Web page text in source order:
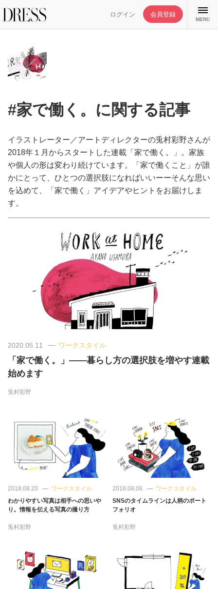
ログイン 会員登録
MENU
ライフスタイル
ファッション
美容/健康
ワークスタイル
妊娠/出産/家族
ココロ/カラダ
占い
性と愛
ゲーム
#家で働く。に関する記事
イラストレーター／アートディレクターの兎村彩野さんが
2018年１月からスタートした連載「家で働く。」。家族
や個人の形は変わり続けています。「家で働くこと」が誰
かにとって、ひとつの選択肢になればいいーーそんな思い
を込めて、「家で働く」アイデアやヒントをお届けしま
す。
2020.05.11 ワークスタイル
「家で働く。」――暮らし方の選択肢を増やす連載
始めます
兎村彩野
2018.08.20
ワークスタイル
わかりやすい写真は相手への思いや
り。情報を伝える写真の撮り方
兎村彩野
2018.08.06
ワークスタイル
SNSのタイムラインは人柄のポート
フォリオ
兎村彩野